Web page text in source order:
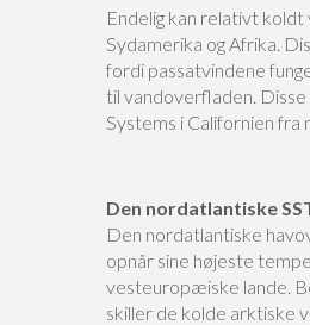
Endelig kan relativt
Sydamerika og Afrika.
fordi passatvindene
til vandoverfladen. Disse
Systems i Californien fra
Den nordatlantiske
Den nordatlantiske
opnår sine højeste
vesteuropæiske lande.
skiller de kolde arktiske